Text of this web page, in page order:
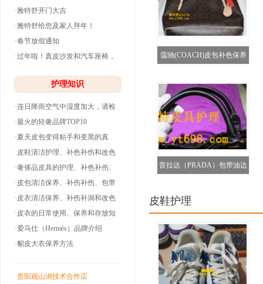
·雅特舒开门大吉
·雅特舒给您及家人拜年！
·春节放假通知
·过年啦！真皮沙发和汽车座椅，
护理知识
·连日降雨空气中湿度加大，请检
查下你的皮衣
·最火的轻奢品牌TOP10
·夏天皮包变得粘手和变黑的真
相！
·皮鞋清洁护理、补色补伤和改色
翻新！
·奢侈品皮具的护理、补色补伤、
包带油边和翻
·皮包清洁保养、补伤补伤、包带
洞边和改色翻
·皮衣清洁保养、补伤补洞和改色
翻新！
·皮衣的日常使用、保养和存放知
识！
·爱马仕（Hermès）品牌介绍
·貂皮大衣保养方法
·贵阳观山湖技术合作店
蔻驰(COACH)皮包补色保养
普拉达（PRADA）包带油边
皮鞋护理